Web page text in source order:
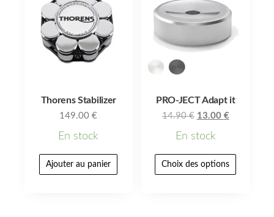
Thorens Stabilizer
149.00€
En stock
Ajouter au panier
PRO-JECT Adapt it
14.90€ 13.00 €
En stock
Choix des options